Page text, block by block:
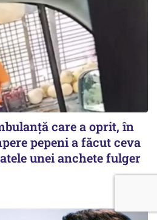
care a oprit, în
pepeni a făcut ceva
unei anchete fulger